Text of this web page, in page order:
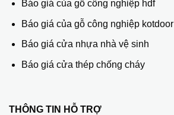
Báo giá của gỗ công nghiệp hdf
Báo giá của gỗ công nghiệp kotdoor
Báo giá cửa nhựa nhà vệ sinh
Báo giá cửa thép chống cháy
THÔNG TIN HỖ TRỢ